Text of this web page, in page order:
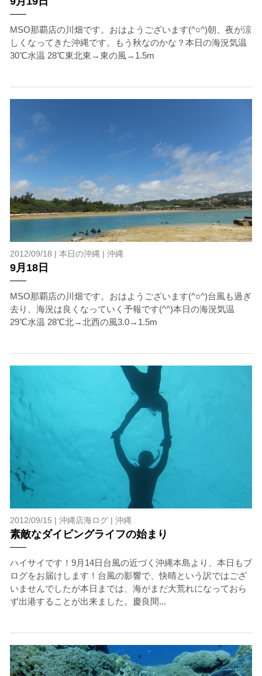
MSO那覇店の川畑です。おはようございます(^○^)朝、夜が涼
しくなってきた沖縄です。もう秋なのかな？本日の海況気温
30℃水温 28℃東北東→東の風→1.5m
2012/09/18 | 本日の沖縄 | 沖縄
9月18日
MSO那覇店の川畑です。おはようございます(^○^)台風も過ぎ
去り、海況は良くなっていく予報です(^^)本日の海況気温
29℃水温 28℃北→北西の風3.0→1.5m
2012/09/15 | 沖縄店海ログ| 沖縄
素敵なダイビングライフの始まり
ハイサイです！9月14日台風の近づく沖縄本島より、本日もブ
ログをお届けします！台風の影響で、快晴という訳ではござ
いませんでしたが本日までは、海がまだ大荒れになっておら
ず出港することが出来ました。慶良間...